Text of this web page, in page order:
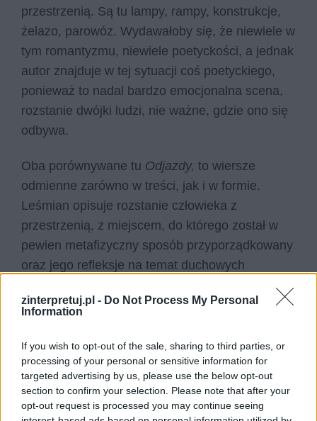
zinterpretuj.pl - Do Not Process My Personal
Information
If you wish to opt-out of the sale, sharing to third parties, or
processing of your personal or sensitive information for
targeted advertising by us, please use the below opt-out
section to confirm your selection. Please note that after your
opt-out request is processed you may continue seeing
przestrzenią. Są tu lampy, rampy, konstrukcje,
żelazo, parowóz. Wydawałoby się, że niewiele w
tym romantyzmu, niewiele poetyckości, a jednak
autor znajduje w tej sytuacji coś poetyckiego,
ponieważ to nadal bardzo emocjonalna scena,
rozstanie dwójki ludzi, nie ważne, gdzie ono się
odbywa.
Oba porównywane tu Odjazdy, to wiersze
odmienne zarówno w treści, jak i w formie.
Leśmian opisuje rozstanie człowieka z
przestrzenią, z miejscem, do którego został w
pewien metafizyczny sposób przyporządkowany
oraz jego refleksje na temat duchowych
Przyboś opisuje rozstanie dwojga ludzi,
nowoczesność, we współczesność, w
technologię i przemysł, ale nadal w gruncie
rzeczy pozostaje bardzo emocjonalną sceną
rozłąki dwojga najprawdopodobniej kochających